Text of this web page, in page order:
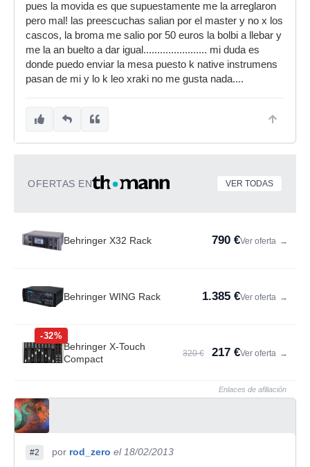
pues la movida es que supuestamente me la arreglaron
pero mal! las preescuchas salian por el master y no x los
cascos, la broma me salio por 50 euros la bolbi a llebar y
me la an buelto a dar igual....................... mi duda es
donde puedo enviar la mesa puesto k native instrumens
pasan de mi y lo k leo xraki no me gusta nada....
OFERTAS EN VER TODAS
Behringer X32 Rack 790 €Ver oferta →
Behringer WING Rack 1.385 €Ver oferta →
-32%
Behringer X-Touch
Compact
320 € 217 €Ver oferta →
Enlaces de afiliación
#2 por rod_zero el 18/02/2013